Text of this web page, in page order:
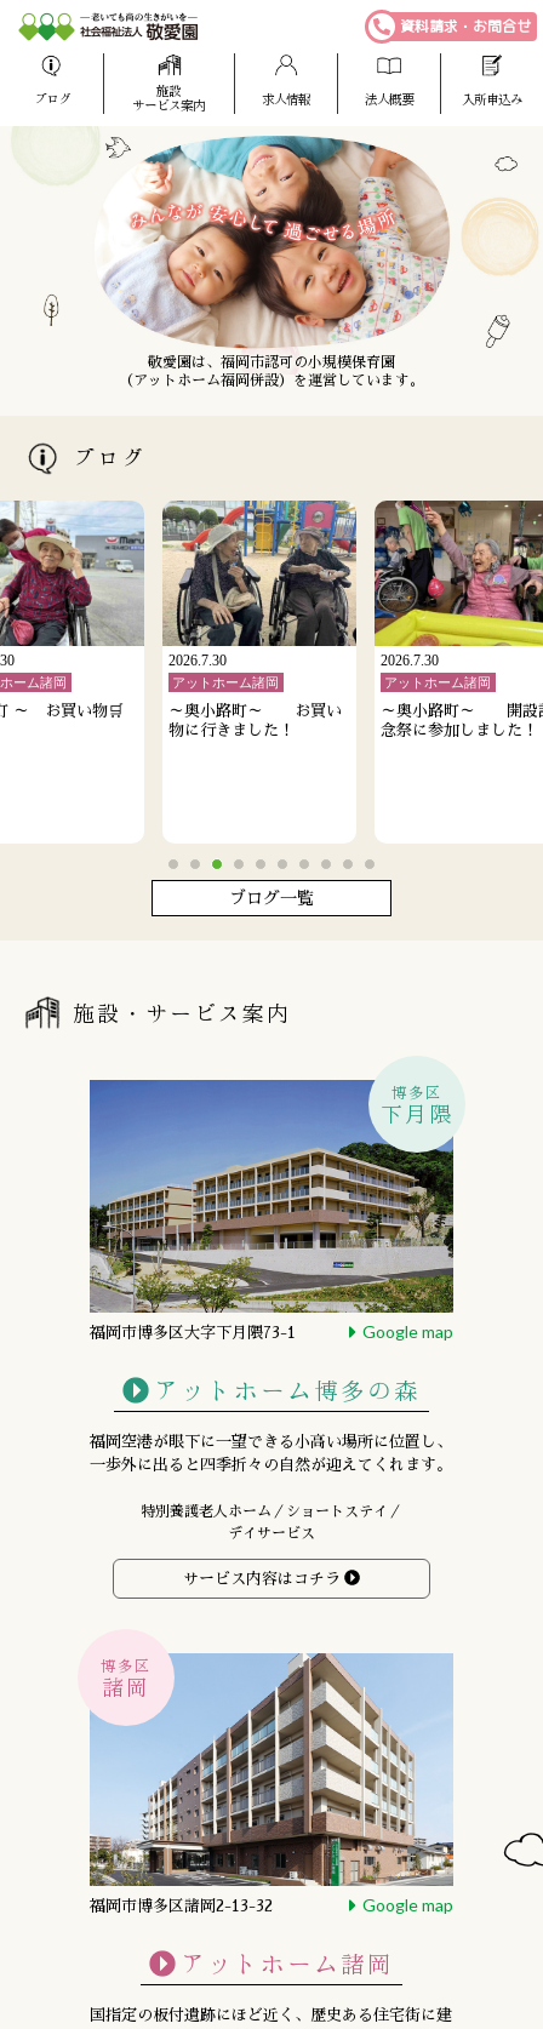
ブログ
施設
サービス案内
求人情報 法人概要 入所申込み
資料請求・お問合せ
敬愛園は、福岡市博多区に全室個室の
特別養護老人ホームを主体とした
老人福祉施設を運営しています。
敬愛園は、福岡市認可の小規模保育園
（アットホーム福岡併設）を運営しています。
敬愛園は、介護福祉士を養成する専門学校
（ケアスタ福岡併設）を運営しています。
ブログ
ーム諸岡
～ お買い物🛒
2026.7.30
アットホーム諸岡
～奥小路町～ お買い
物に行きました！
2026.7.30
アットホーム諸岡
～奥小路町～ 開設
念祭に参加しました！
ブログ一覧
施設・サービス案内
福岡市博多区大字下月隈73-1 Google map
博多区
下月隈
アットホーム博多の森
福岡空港が眼下に一望できる小高い場所に位置し、
一歩外に出ると四季折々の自然が迎えてくれます。
特別養護老人ホーム／ショートステイ／
デイサービス
サービス内容はコチラ
福岡市博多区諸岡2-13-32 Google map
博多区
諸岡
アットホーム諸岡
国指定の板付遺跡にほど近く、 歴史ある住宅街に建